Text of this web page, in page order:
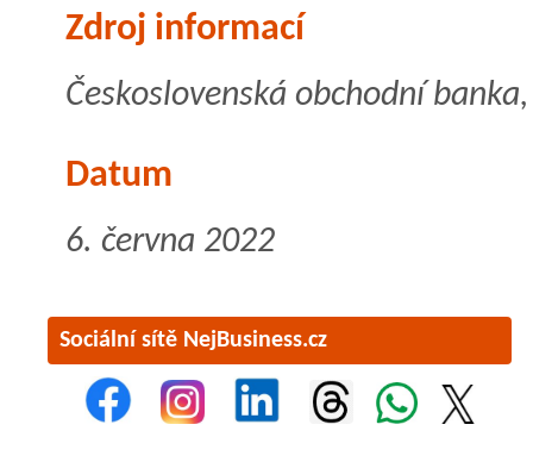
Zdroj informací
Československá obchodní
Datum
6. června 2022
Sociální sítě NejBusiness.cz